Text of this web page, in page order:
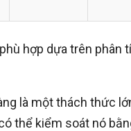
hợp dựa trên phân
là một thách thức
thể kiểm soát nó